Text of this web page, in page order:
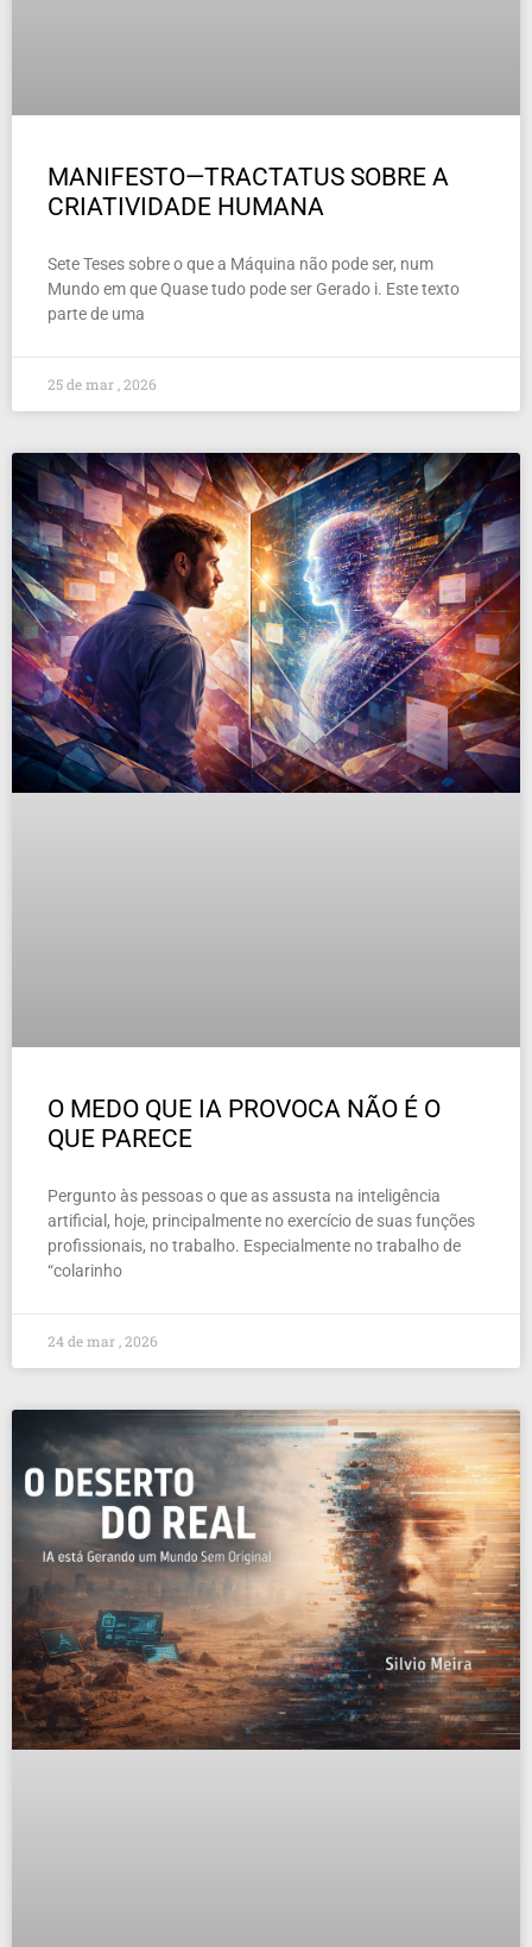
MANIFESTO—TRACTATUS SOBRE A
CRIATIVIDADE HUMANA
Sete Teses sobre o que a Máquina não pode ser, num
Mundo em que Quase tudo pode ser Gerado i. Este texto
parte de uma
25 de mar , 2026
O MEDO QUE IA PROVOCA NÃO É O
QUE PARECE
Pergunto às pessoas o que as assusta na inteligência
artificial, hoje, principalmente no exercício de suas funções
profissionais, no trabalho. Especialmente no trabalho de
“colarinho
24 de mar , 2026